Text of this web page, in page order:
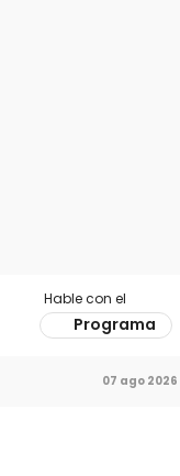
Hable con el
Programa
07 ago 2026